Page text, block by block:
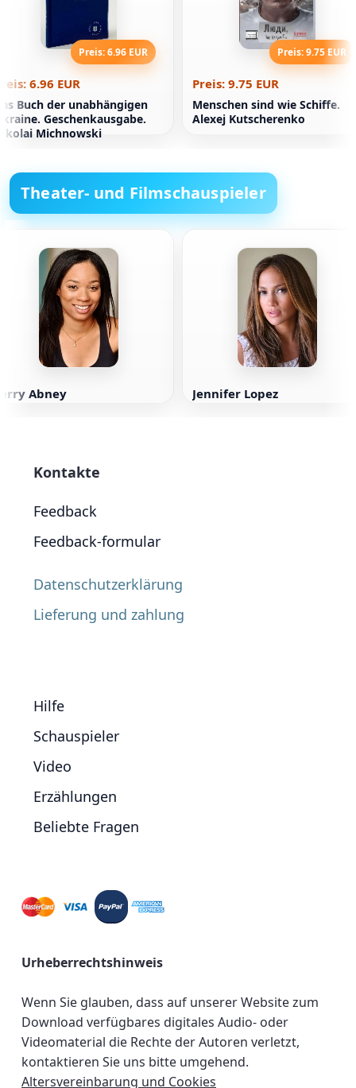
Preis: 6.96 EUR
6.96 EUR
Buch der unabhängigen
Geschenkausgabe.
Michnowski
Preis: 9.75 EUR
Preis: 9.75 EUR
Menschen sind wie Schiffe.
Alexej Kutscherenko
Theater- und Filmschauspieler
Abney Jennifer Lopez
Kontakte
Feedback
Feedback-formular
Datenschutzerklärung
Lieferung und zahlung
Hilfe
Schauspieler
Video
Erzählungen
Beliebte Fragen
Urheberrechtshinweis
Wenn Sie glauben, dass auf unserer Website zum
Download verfügbares digitales Audio- oder
Videomaterial die Rechte der Autoren verletzt,
kontaktieren Sie uns bitte umgehend.
Altersvereinbarung und Cookies